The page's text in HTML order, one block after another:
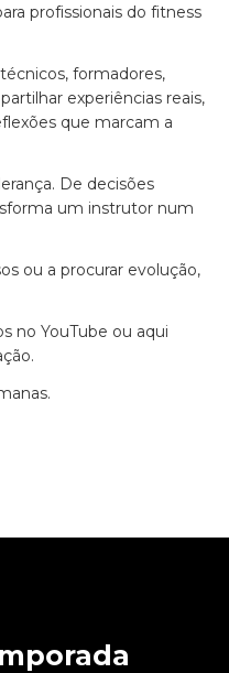
profissionais do fitness
formadores,
experiências reais,
que marcam a
De decisões
um instrutor num
ou a procurar evolução,
no YouTube ou aqui